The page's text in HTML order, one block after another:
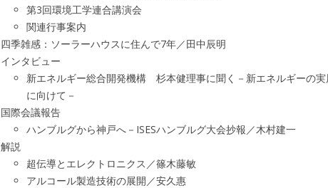
第3回環境工学連合講演会
関連行事案内
四季雑感：ソーラーハウスに住んで7年／田中辰明
インタビュー
新エネルギー総合開発機構 杉本健理事に聞く－新エネルギーの実
に向けて－
国際会議報告
ハンブルグから神戸へ－ISESハンブルグ大会抄報／木村建一
解説
超伝導とエレクトロニクス／篠木藤敏
アルコール製造技術の展開／安久惠